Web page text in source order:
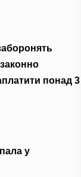
понад 3
у